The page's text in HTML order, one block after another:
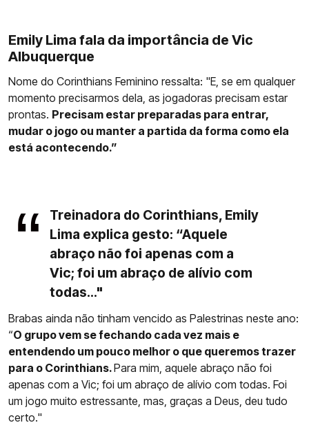
Emily Lima fala da importância de Vic
Albuquerque
Nome do Corinthians Feminino ressalta: "E, se em qualquer
momento precisarmos dela, as jogadoras precisam estar
prontas. Precisam estar preparadas para entrar,
mudar o jogo ou manter a partida da forma como ela
está acontecendo.”
Treinadora do Corinthians, Emily
Lima explica gesto: “Aquele
abraço não foi apenas com a
Vic; foi um abraço de alívio com
todas..."
Brabas ainda não tinham vencido as Palestrinas neste ano:
“O grupo vem se fechando cada vez mais e
entendendo um pouco melhor o que queremos trazer
para o Corinthians.Para mim, aquele abraço não foi
apenas com a Vic; foi um abraço de alívio com todas. Foi
um jogo muito estressante, mas, graças a Deus, deu tudo
certo."